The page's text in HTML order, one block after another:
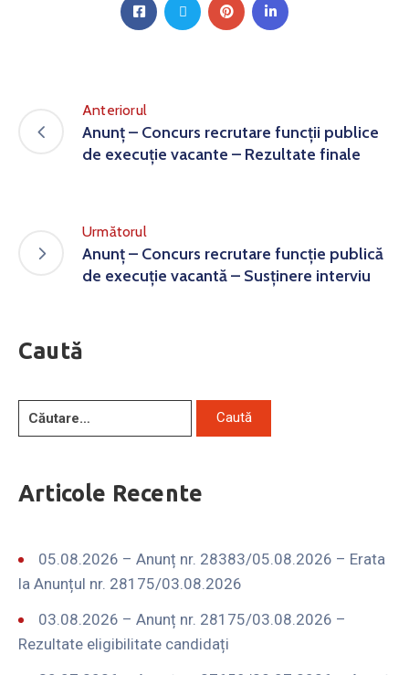
Anteriorul
Anunț – Concurs recrutare funcții publice
de execuție vacante – Rezultate finale
Următorul
Anunț – Concurs recrutare funcție publică
de execuție vacantă – Susținere interviu
Caută
Articole Recente
05.08.2026 – Anunț nr. 28383/05.08.2026 – Erata
la Anunțul nr. 28175/03.08.2026
03.08.2026 – Anunț nr. 28175/03.08.2026 –
Rezultate eligibilitate candidați